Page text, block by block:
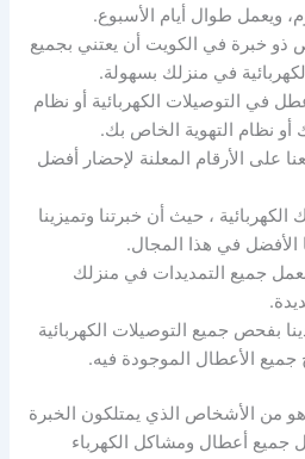
خبرة في الكويت أن يعتني بجميع
في منزلك بسهولة.
في التوصيلات الكهربائية أو نظام
أو نظام التهوية الخاص بك.
على الأرقام المعلنة لإحضار أفضل
، حيث أن خبرتنا وتميزينا
الأفضل في هذا المجال.
بعمل جميع التمديدات في منزلك
بفحص جميع التوصيلات الكهربائية
الأعطال الموجودة فيه.
من الأشخاص الذي يمتلكون الخبرة
جميع أعطال ومشاكل الكهرباء